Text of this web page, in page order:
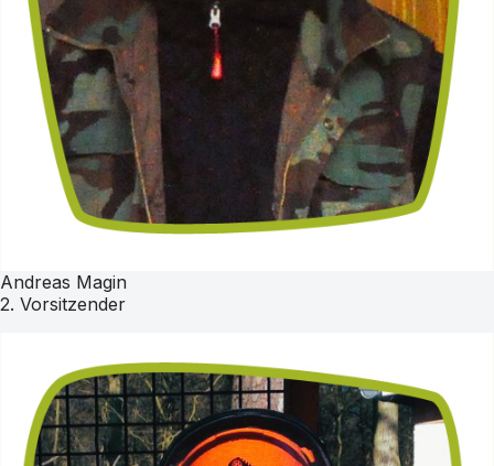
Andreas Magin
2. Vorsitzender